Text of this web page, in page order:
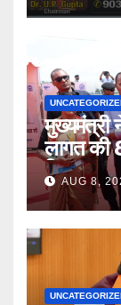
मुख्यमंत्री
लागत की
कियाAUG 8,